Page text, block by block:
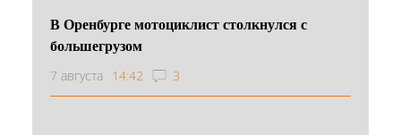
В Оренбурге мотоциклист столкнулся с
большегрузом
7 августа 14:42 3